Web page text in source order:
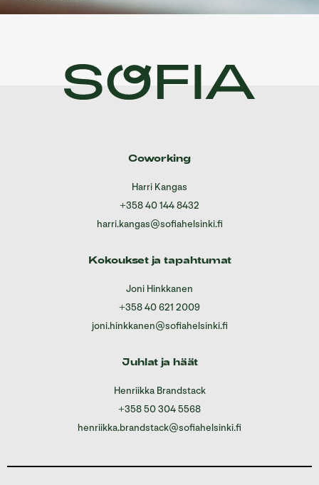
Coworking
Harri Kangas
+358 40 144 8432
harri.kangas@sofiahelsinki.fi
Kokoukset ja tapahtumat
Joni Hinkkanen
+358 40 621 2009
joni.hinkkanen@sofiahelsinki.fi
Juhlat ja häät
Henriikka Brandstack
+358 50 304 5568
henriikka.brandstack@sofiahelsinki.fi